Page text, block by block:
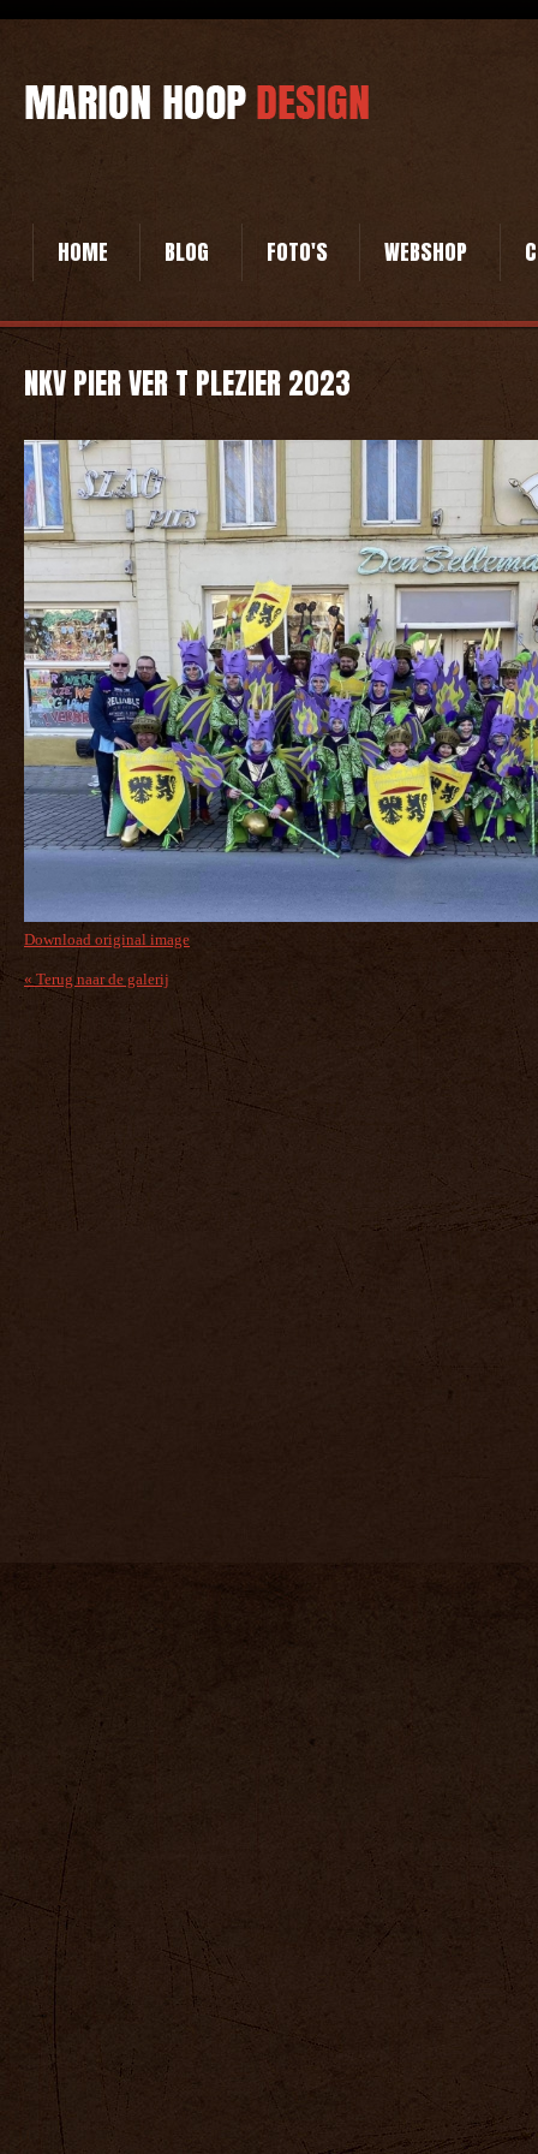
HOME BLOG FOTO'S WEBSHOP
NKV PIER VER T PLEZIER 2023
Download original image
« Terug naar de galerij